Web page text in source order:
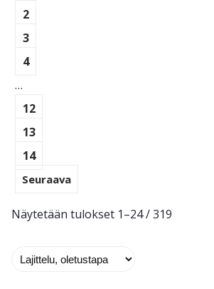
2
3
4
…
12
13
14
Seuraava
Näytetään tulokset 1–24 / 319